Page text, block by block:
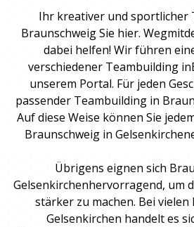
Ihr kreativer und sportlicher
Braunschweig Sie hier.
dabei helfen! Wir führen
verschiedener Teambuilding
unserem Portal. Für jeden
passender Teambuildingin
Auf diese Weise können Sie
Braunschweig in Gelsenkirchen
Übrigens eignen sich
Gelsenkirchenhervorragend, um
stärker zu machen. Bei
Gelsenkirchen handelt es